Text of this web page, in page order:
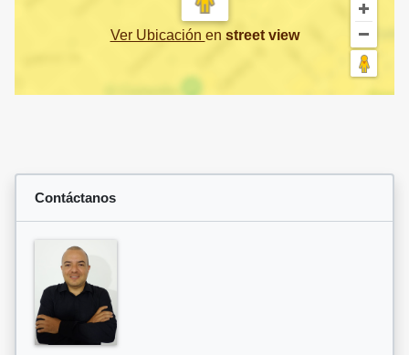
Ver Ubicación en street view
Contáctanos